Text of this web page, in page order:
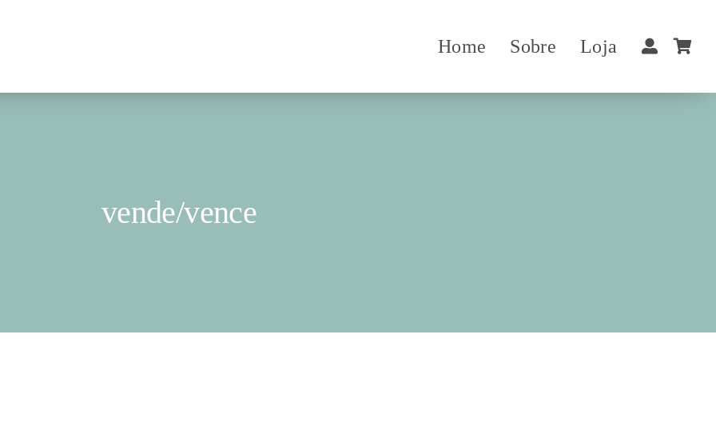
Home Sobre Loja
vende/vence